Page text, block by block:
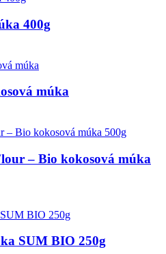
400g
múka
– Bio kokosová múka
SUM BIO 250g